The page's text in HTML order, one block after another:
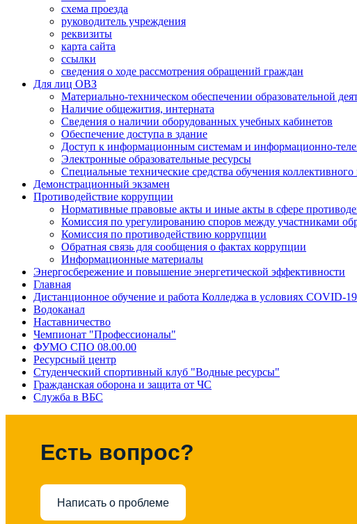
схема проезда
руководитель учреждения
реквизиты
карта сайта
ссылки
сведения о ходе рассмотрения обращений граждан
Для лиц ОВЗ
Материально-техническом обеспечении образовательной
Наличие общежития, интерната
Сведения о наличии оборудованных учебных кабинетов
Обеспечение доступа в здание
Доступ к информационным системам и информационно-
Электронные образовательные ресурсы
Специальные технические средства обучения
Демонстрационный экзамен
Противодействие коррупции
Нормативные правовые акты и иные акты в сфере
Комиссия по урегулированию споров между участниками
Комиссия по противодействию коррупции
Обратная связь для сообщения о фактах коррупции
Информационные материалы
Энергосбережение и повышение энергетической эффективности
Главная
Дистанционное обучение и работа Колледжа в условиях COVID-19
Водоканал
Наставничество
Чемпионат "Профессионалы"
ФУМО СПО 08.00.00
Ресурсный центр
Студенческий спортивный клуб "Водные ресурсы"
Гражданская оборона и защита от ЧС
Служба в ВБС
Есть вопрос?
Написать о проблеме